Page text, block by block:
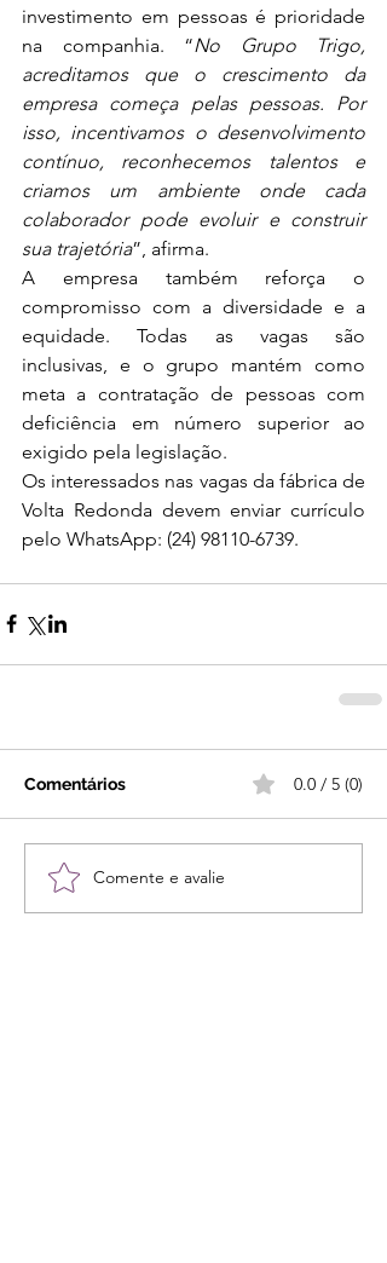
investimento em pessoas é prioridade
na companhia. “No Grupo Trigo,
acreditamos que o crescimento da
empresa começa pelas pessoas. Por
isso, incentivamos o desenvolvimento
contínuo, reconhecemos talentos e
criamos um ambiente onde cada
colaborador pode evoluir e construir
sua trajetória”, afirma.
A empresa também reforça o
compromisso com a diversidade e a
equidade. Todas as vagas são
inclusivas, e o grupo mantém como
meta a contratação de pessoas com
deficiência em número superior ao
exigido pela legislação.
Os interessados nas vagas da fábrica de
Volta Redonda devem enviar currículo
pelo WhatsApp: (24) 98110-6739.
Comentários 0.0 / 5 (0)
Comente e avalie